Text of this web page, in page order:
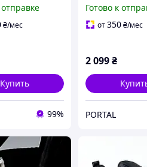
отправке
₴/мес
Купить
99%
Готово к
от350₴/мес
2 099₴
PORTAL